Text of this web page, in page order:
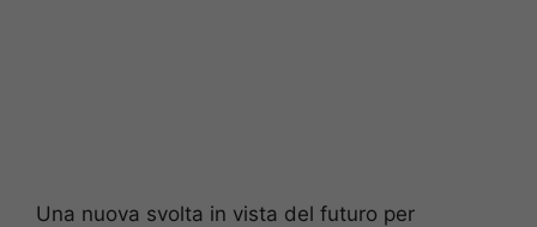
Una nuova svolta in vista del futuro per